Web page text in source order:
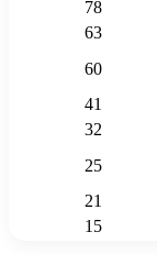
78
63
60
41
32
25
21
15